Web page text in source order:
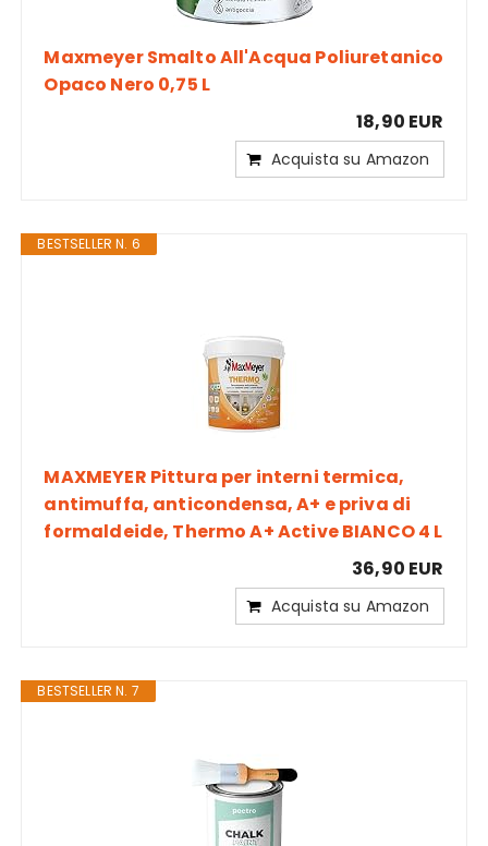
Maxmeyer Smalto All'Acqua Poliuretanico
Opaco Nero 0,75 L
18,90 EUR
Acquista su Amazon
BESTSELLER N. 6
MAXMEYER Pittura per interni termica,
antimuffa, anticondensa, A+ e priva di
formaldeide, Thermo A+ Active BIANCO 4 L
36,90 EUR
Acquista su Amazon
BESTSELLER N. 7